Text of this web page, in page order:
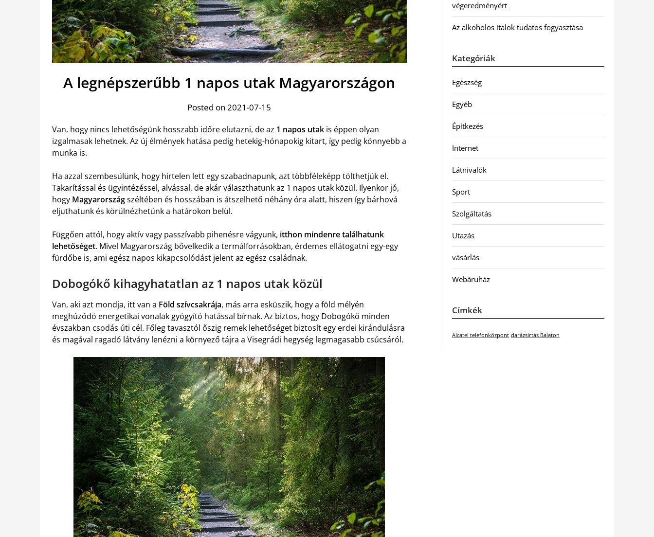
A legnépszerűbb 1 napos utak Magyarországon
Posted on 2021-07-15
Van, hogy nincs lehetőségünk hosszabb időre elutazni, de az 1 napos utak is éppen olyan
izgalmasak lehetnek. Az új élmények hatása pedig hetekig-hónapokig kitart, így pedig könnyebb a
munka is.
Ha azzal szembesülünk, hogy hirtelen lett egy szabadnapunk, azt többféleképp tölthetjük el.
Takarítással és ügyintézéssel, alvással, de akár választhatunk az 1 napos utak közül. Ilyenkor jó,
hogy Magyarországszéltében és hosszában is átszelhető néhány óra alatt, hiszen így bárhová
eljuthatunk és körülnézhetünk a határokon belül.
Függően attól, hogy aktív vagy passzívabb pihenésre vágyunk, itthon mindenre találhatunk
lehetőséget. Mivel Magyarország bővelkedik a termálforrásokban, érdemes ellátogatni egy-egy
fürdőbe is, ami egész napos kikapcsolódást jelent az egész családnak.
Dobogókő kihagyhatatlan az 1 napos utak közül
Van, aki azt mondja, itt van a Föld szívcsakrája, más arra esküszik, hogy a föld mélyén
meghúzódó energetikai vonalak gyógyító hatással bírnak. Az biztos, hogy Dobogókő minden
évszakban csodás úti cél. Főleg tavasztól őszig remek lehetőséget biztosít egy erdei kirándulásra
és magával ragadó látvány lenézni a környező tájra a Visegrádi hegység legmagasabb csúcsáról.
végeredményért
Az alkoholos italok tudatos fogyasztása
Kategóriák
Egészség
Egyéb
Építkezés
Internet
Látnivalók
Sport
Szolgáltatás
Utazás
vásárlás
Webáruház
Címkék
Alcatel telefonközpont darázsirtás Balaton